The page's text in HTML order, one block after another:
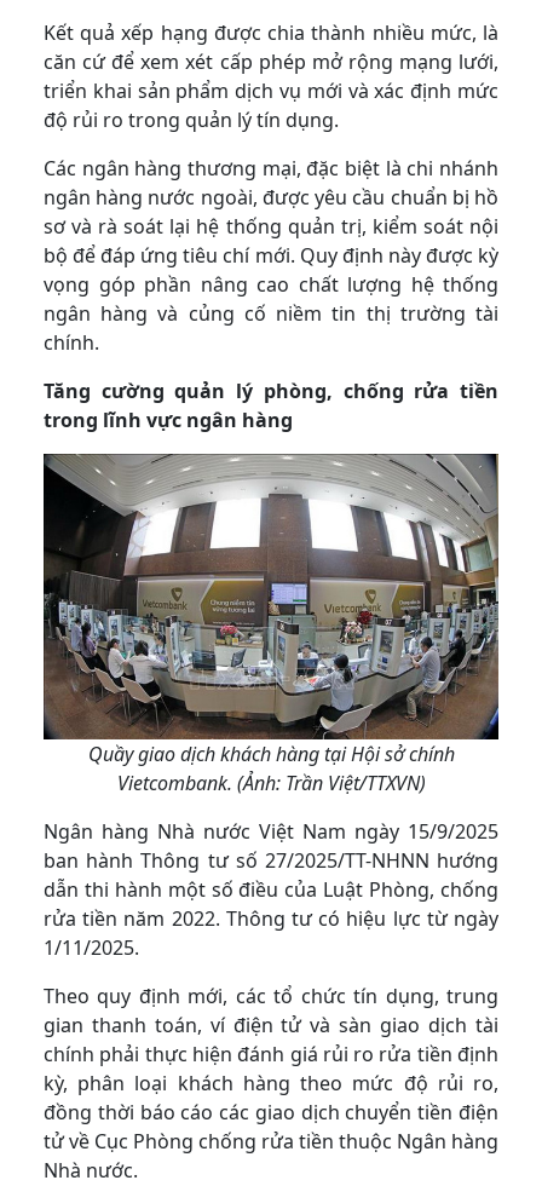
Kết quả xếp hạng được chia thành nhiều mức, là
căn cứ để xem xét cấp phép mở rộng mạng lưới,
triển khai sản phẩm dịch vụ mới và xác định mức
độ rủi ro trong quản lý tín dụng.
Các ngân hàng thương mại, đặc biệt là chi nhánh
ngân hàng nước ngoài, được yêu cầu chuẩn bị hồ
sơ và rà soát lại hệ thống quản trị, kiểm soát nội
bộ để đáp ứng tiêu chí mới. Quy định này được kỳ
vọng góp phần nâng cao chất lượng hệ thống
ngân hàng và củng cố niềm tin thị trường tài
chính.
Tăng cường quản lý phòng, chống rửa tiền
trong lĩnh vực ngân hàng
Quầy giao dịch khách hàng tại Hội sở chính
Vietcombank. (Ảnh: Trần Việt/TTXVN)
Ngân hàng Nhà nước Việt Nam ngày 15/9/2025
ban hành Thông tư số 27/2025/TT-NHNN hướng
dẫn thi hành một số điều của Luật Phòng, chống
rửa tiền năm 2022. Thông tư có hiệu lực từ ngày
1/11/2025.
Theo quy định mới, các tổ chức tín dụng, trung
gian thanh toán, ví điện tử và sàn giao dịch tài
chính phải thực hiện đánh giá rủi ro rửa tiền định
kỳ, phân loại khách hàng theo mức độ rủi ro,
đồng thời báo cáo các giao dịch chuyển tiền điện
tử về Cục Phòng chống rửa tiền thuộc Ngân hàng
Nhà nước.